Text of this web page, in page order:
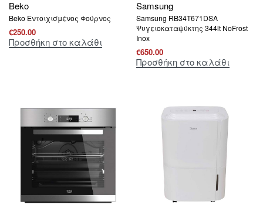
Beko
Beko Εντοιχισμένος Φούρνος
€250.00
Προσθήκη στο καλάθι
Samsung
Samsung RB34T671DSA
Ψυγειοκαταψύκτης 344lt NoFrost
Inox
€650.00
Προσθήκη στο καλάθι